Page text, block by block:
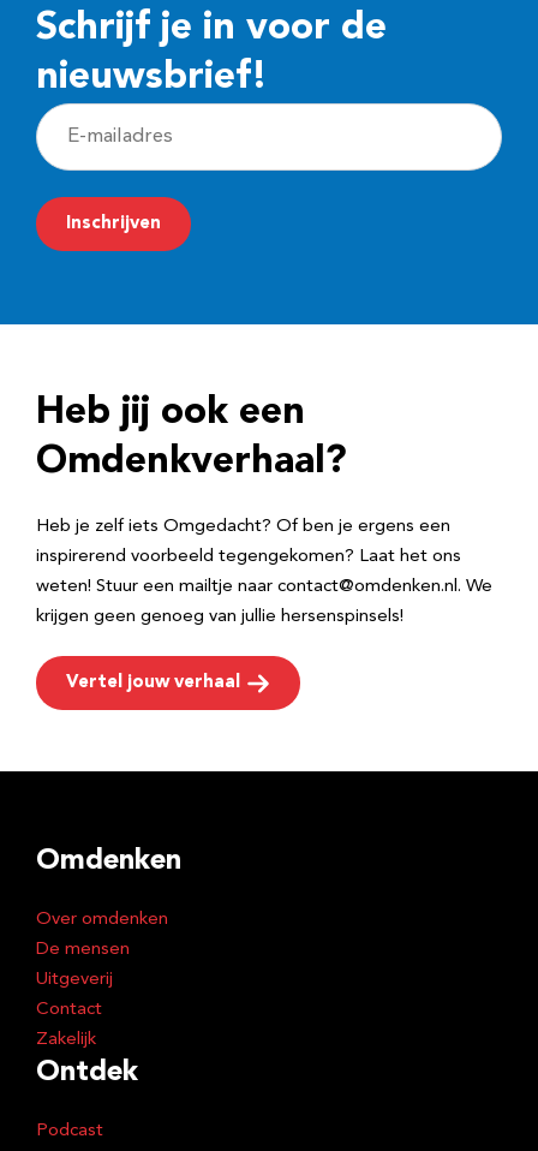
Schrijf je in voor de
nieuwsbrief!
E
-
m
a
r
e
Inschrijven
Heb jij ook een
Omdenkverhaal?
Heb je zelf iets Omgedacht? Of ben je ergens een
inspirerend voorbeeld tegengekomen? Laat het ons
weten! Stuur een mailtje naar contact@omdenken.nl. We
krijgen geen genoeg van jullie hersenspinsels!
Vertel jouw verhaal
Omdenken
Over omdenken
De mensen
Uitgeverij
Contact
Zakelijk
Ontdek
Podcast